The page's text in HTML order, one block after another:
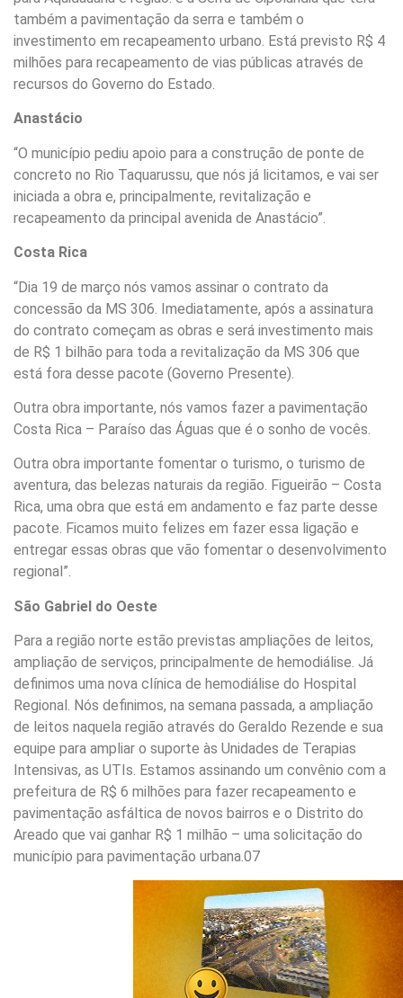
também a pavimentação da serra e também o
investimento em recapeamento urbano. Está previsto R$ 4
milhões para recapeamento de vias públicas através de
recursos do Governo do Estado.
Anastácio
“O município pediu apoio para a construção de ponte de
concreto no Rio Taquarussu, que nós já licitamos, e vai ser
iniciada a obra e, principalmente, revitalização e
recapeamento da principal avenida de Anastácio”.
Costa Rica
“Dia 19 de março nós vamos assinar o contrato da
concessão da MS 306. Imediatamente, após a assinatura
do contrato começam as obras e será investimento mais
de R$ 1 bilhão para toda a revitalização da MS 306 que
está fora desse pacote (Governo Presente).
Outra obra importante, nós vamos fazer a pavimentação
Costa Rica – Paraíso das Águas que é o sonho de vocês.
Outra obra importante fomentar o turismo, o turismo de
aventura, das belezas naturais da região. Figueirão – Costa
Rica, uma obra que está em andamento e faz parte desse
pacote. Ficamos muito felizes em fazer essa ligação e
entregar essas obras que vão fomentar o desenvolvimento
regional”.
São Gabriel do Oeste
Para a região norte estão previstas ampliações de leitos,
ampliação de serviços, principalmente de hemodiálise. Já
definimos uma nova clínica de hemodiálise do Hospital
Regional. Nós definimos, na semana passada, a ampliação
de leitos naquela região através do Geraldo Rezende e sua
equipe para ampliar o suporte às Unidades de Terapias
Intensivas, as UTIs. Estamos assinando um convênio com a
prefeitura de R$ 6 milhões para fazer recapeamento e
pavimentação asfáltica de novos bairros e o Distrito do
Areado que vai ganhar R$ 1 milhão – uma solicitação do
município para pavimentação urbana.07